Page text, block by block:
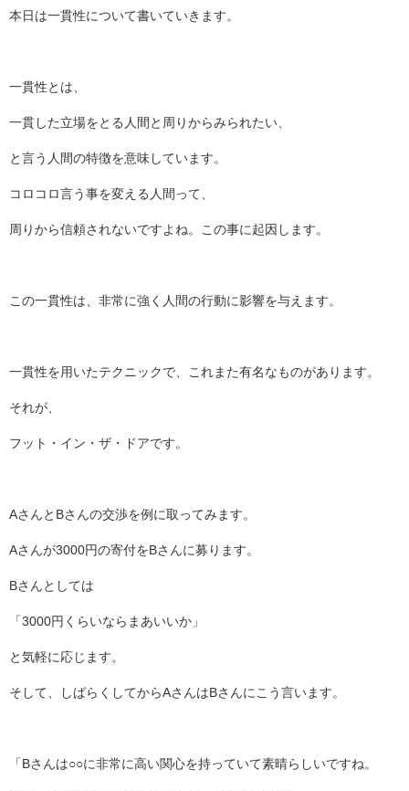
本日は一貫性について書いていきます。
一貫性とは、
一貫した立場をとる人間と周りからみられたい、
と言う人間の特徴を意味しています。
コロコロ言う事を変える人間って、
周りから信頼されないですよね。この事に起因します。
この一貫性は、非常に強く人間の行動に影響を与えます。
一貫性を用いたテクニックで、これまた有名なものがあります。
それが、
フット・イン・ザ・ドアです。
AさんとBさんの交渉を例に取ってみます。
Aさんが3000円の寄付をBさんに募ります。
Bさんとしては
「3000円くらいならまあいいか」
と気軽に応じます。
そして、しばらくしてからAさんはBさんにこう言います。
「Bさんは○○に非常に高い関心を持っていて素晴らしいですね。